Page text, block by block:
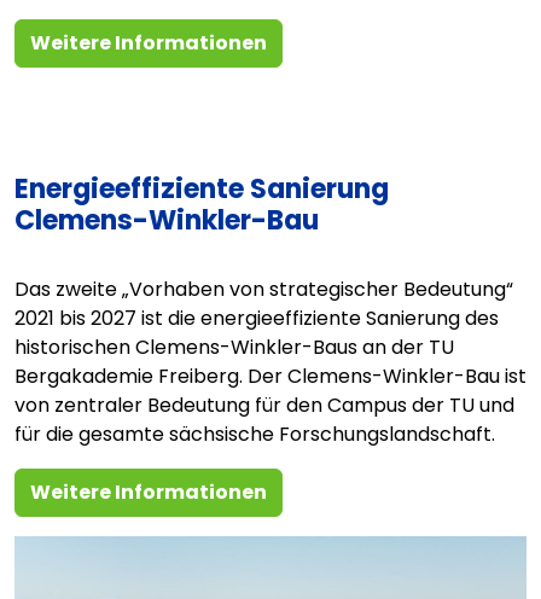
Weitere Informationen
Energieeffiziente Sanierung
Clemens-Winkler-Bau
Das zweite „Vorhaben von strategischer Bedeutung“
2021 bis 2027 ist die energieeffiziente Sanierung des
historischen Clemens-Winkler-Baus an der TU
Bergakademie Freiberg. Der Clemens-Winkler-Bau ist
von zentraler Bedeutung für den Campus der TU und
für die gesamte sächsische Forschungslandschaft.
Weitere Informationen